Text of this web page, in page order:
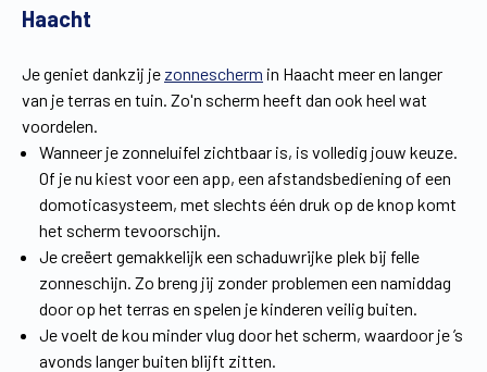
Haacht
Je geniet dankzij je zonnescherm in Haacht meer en langer
van je terras en tuin. Zo'n scherm heeft dan ook heel wat
voordelen.
Wanneer je zonneluifel zichtbaar is, is volledig jouw keuze.
Of je nu kiest voor een app, een afstandsbediening of een
domoticasysteem, met slechts één druk op de knop komt
het scherm tevoorschijn.
Je creëert gemakkelijk een schaduwrijke plek bij felle
zonneschijn. Zo breng jij zonder problemen een namiddag
door op het terras en spelen je kinderen veilig buiten.
Je voelt de kou minder vlug door het scherm, waardoor je ’s
avonds langer buiten blijft zitten.